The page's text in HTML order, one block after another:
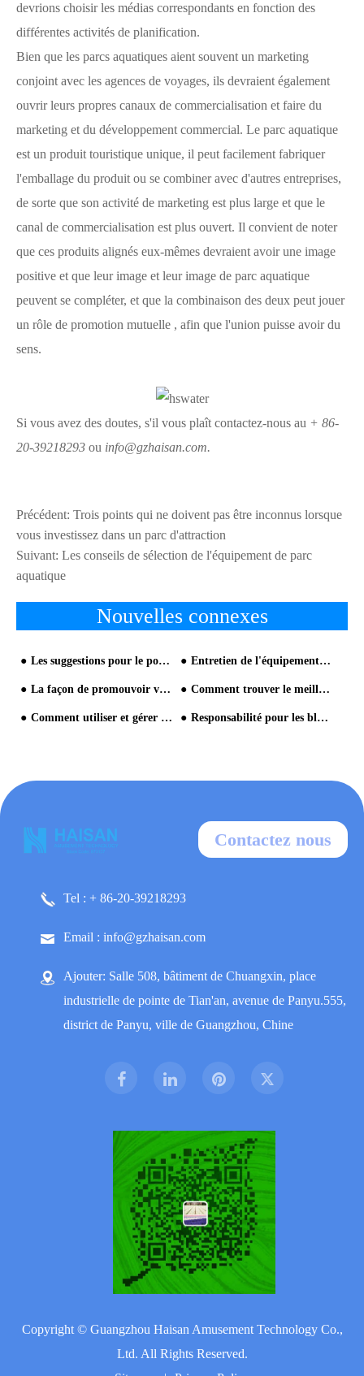
devrions choisir les médias correspondants en fonction des
différentes activités de planification.
Bien que les parcs aquatiques aient souvent un marketing
conjoint avec les agences de voyages, ils devraient également
ouvrir leurs propres canaux de commercialisation et faire du
marketing et du développement commercial. Le parc aquatique
est un produit touristique unique, il peut facilement fabriquer
l'emballage du produit ou se combiner avec d'autres entreprises,
de sorte que son activité de marketing est plus large et que le
canal de commercialisation est plus ouvert. Il convient de noter
que ces produits alignés eux-mêmes devraient avoir une image
positive et que leur image et leur image de parc aquatique
peuvent se compléter, et que la combinaison des deux peut jouer
un rôle de promotion mutuelle , afin que l'union puisse avoir du
sens.
Si vous avez des doutes, s'il vous plaît contactez-nous au + 86-
20-39218293 ou info@gzhaisan.com.
Précédent: Trois points qui ne doivent pas être inconnus lorsque
vous investissez dans un parc d'attraction
Suivant: Les conseils de sélection de l'équipement de parc
aquatique
Nouvelles connexes
Les suggestions pour le positionnement du parc aquatique Entretien de l'équipement du parc aquatique
La façon de promouvoir votre parc aquatique Comment trouver le meilleur fabricant d'équipement de parc aquatique?
Comment utiliser et gérer en toute sécurité la glissade d'eau? Responsabilité pour les blessures causées par les parcs aquatiques
Contactez nous
Tel : + 86-20-39218293
Email : info@gzhaisan.com
Ajouter: Salle 508, bâtiment de Chuangxin, place
industrielle de pointe de Tian'an, avenue de Panyu.555,
district de Panyu, ville de Guangzhou, Chine
Copyright © Guangzhou Haisan Amusement Technology Co.,
Ltd. All Rights Reserved.